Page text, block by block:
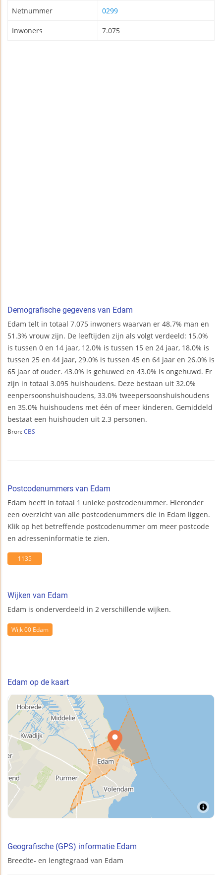
Netnummer 0299
Inwoners 7.075
Demografische gegevens van Edam
Edam telt in totaal 7.075 inwoners waarvan er 48.7% man en
51.3% vrouw zijn. De leeftijden zijn als volgt verdeeld: 15.0%
is tussen 0 en 14 jaar, 12.0% is tussen 15 en 24 jaar, 18.0% is
tussen 25 en 44 jaar, 29.0% is tussen 45 en 64 jaar en 26.0% is
65 jaar of ouder. 43.0% is gehuwed en 43.0% is ongehuwd. Er
zijn in totaal 3.095 huishoudens. Deze bestaan uit 32.0%
eenpersoonshuishoudens, 33.0% tweepersoonshuishoudens
en 35.0% huishoudens met één of meer kinderen. Gemiddeld
bestaat een huishouden uit 2.3 personen.
Bron: CBS
Postcodenummers van Edam
Edam heeft in totaal 1 unieke postcodenummer. Hieronder
een overzicht van alle postcodenummers die in Edam liggen.
Klik op het betreffende postcodenummer om meer postcode
en adresseninformatie te zien.
1135
Wijken van Edam
Edam is onderverdeeld in 2 verschillende wijken.
Wijk 00 Edam
Edam op de kaart
Geografische (GPS) informatie Edam
Breedte- en lengtegraad van Edam